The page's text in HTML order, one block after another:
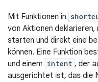
Mit Funktionen in
von Aktionen
starten und direkt eine
können. Eine Funktion
und einem intent , der
ausgerichtet ist, das die